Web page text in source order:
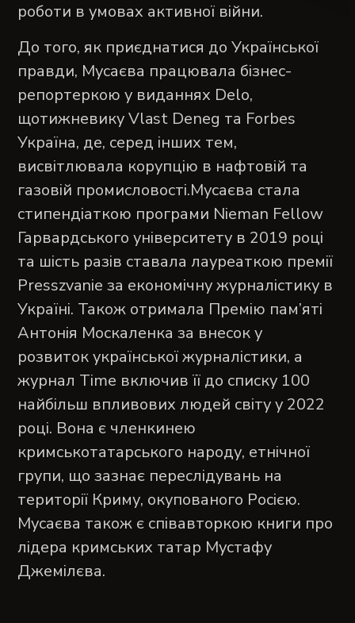
роботи в умовах активної війни.
До того, як приєднатися до Української
правди, Мусаєва працювала бізнес-
репортеркою у виданнях Delo,
щотижневику Vlast Deneg та Forbes
Україна, де, серед інших тем,
висвітлювала корупцію в нафтовій та
газовій промисловості.Мусаєва стала
стипендіаткою програми Nieman Fellow
Гарвардського університету в 2019 році
та шість разів ставала лауреаткою премії
Presszvanie за економічну журналістику в
Україні. Також отримала Премію пам’яті
Антонія Москаленка за внесок у
розвиток української журналістики, а
журнал Time включив її до списку 100
найбільш впливових людей світу у 2022
році. Вона є членкинею
кримськотатарського народу, етнічної
групи, що зазнає переслідувань на
території Криму, окупованого Росією.
Мусаєва також є співавторкою книги про
лідера кримських татар Мустафу
Джемілєва.